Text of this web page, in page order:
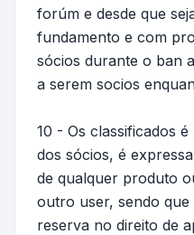
forúm e desde que
fundamento e com
sócios durante o ban
a serem socios
10 - Os classificados
dos sócios, é
de qualquer produto
outro user, sendo que
reserva no direito de